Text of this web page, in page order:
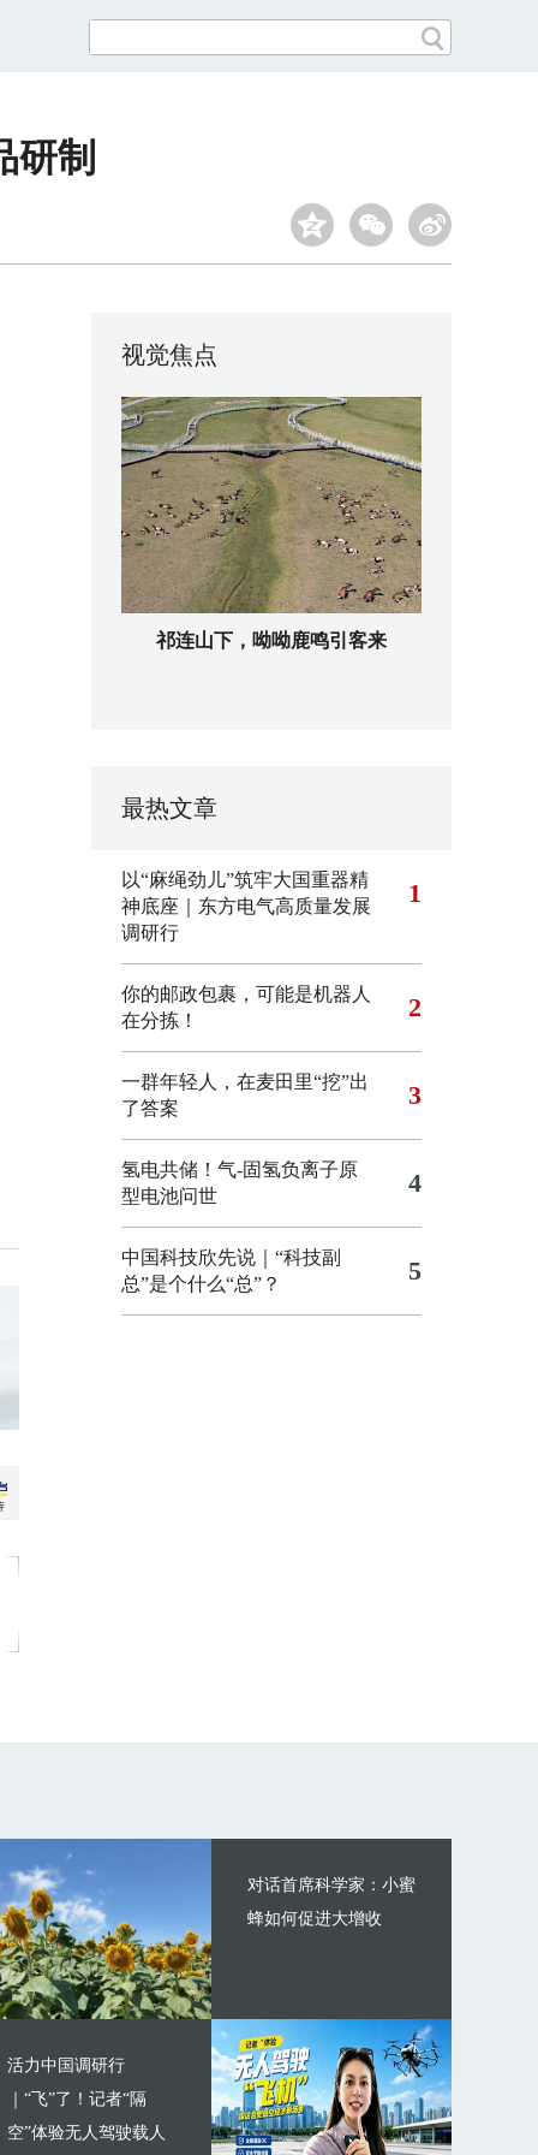
研制
视觉焦点
祁连山下，呦呦鹿鸣引客来
最热文章
以“麻绳劲儿”筑牢大国重器精
神底座｜东方电气高质量发展
调研行
1
你的邮政包裹，可能是机器人
在分拣！
2
一群年轻人，在麦田里“挖”出
了答案
3
氢电共储！气-固氢负离子原
型电池问世
4
中国科技欣先说｜“科技副
总”是个什么“总”？
5
对话首席科学家：小蜜
蜂如何促进大增收
活力中国调研行
｜“飞”了！记者“隔
空”体验无人驾驶载人